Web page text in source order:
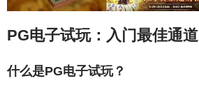
PG电子试玩：入门最佳通道
什么是PG电子试玩？